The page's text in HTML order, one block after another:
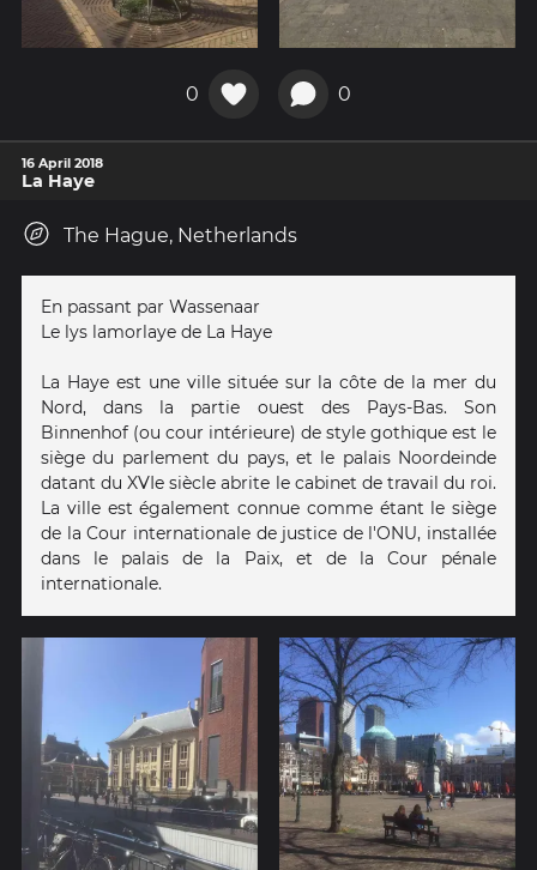
0 0
16 April 2018
La Haye
The Hague, Netherlands
En passant par Wassenaar
Le lys lamorlaye de La Haye
La Haye est une ville située sur la côte de la mer du
Nord, dans la partie ouest des Pays-Bas. Son
Binnenhof (ou cour intérieure) de style gothique est le
siège du parlement du pays, et le palais Noordeinde
datant du XVIe siècle abrite le cabinet de travail du roi.
La ville est également connue comme étant le siège
de la Cour internationale de justice de l'ONU, installée
dans le palais de la Paix, et de la Cour pénale
internationale.